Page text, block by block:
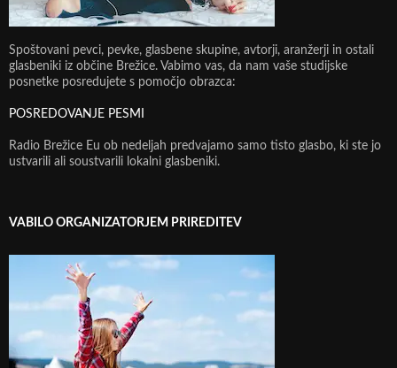
Spoštovani pevci, pevke, glasbene skupine, avtorji, aranžerji in ostali
glasbeniki iz občine Brežice. Vabimo vas, da nam vaše studijske
posnetke posredujete s pomočjo obrazca:
POSREDOVANJE PESMI
Radio Brežice Eu ob nedeljah predvajamo samo tisto glasbo, ki ste jo
ustvarili ali soustvarili lokalni glasbeniki.
VABILO ORGANIZATORJEM PRIREDITEV